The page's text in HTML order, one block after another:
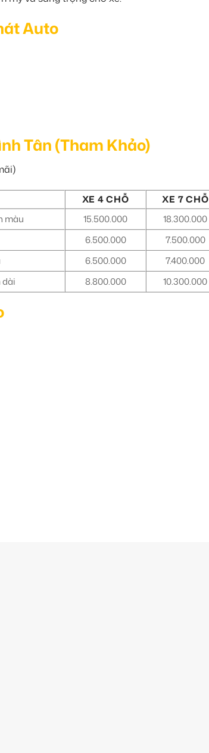
Auto
Tân (Tham Khảo)
XE 4 CHỖ
XE 7 CHỖ
màu 15.500.000
18.300.000
6.500.000
7.500.000
6.500.000
7.400.000
dài 8.800.000 10.300.000